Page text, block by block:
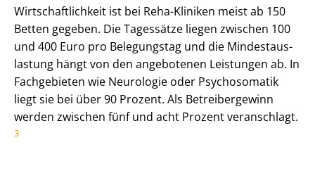
Wirt­schaft­lich­keit ist bei Reha-Kliniken meist ab 150
Betten gegeben. Die Tagessätze liegen zwischen 100
und 400 Euro pro Belegungstag und die Min­dest­aus­
las­tung hängt von den angebotenen Leistungen ab. In
Fachgebieten wie Neurologie oder Psychosomatik
liegt sie bei über 90 Prozent. Als Betreibergewinn
werden zwischen fünf und acht Prozent veranschlagt.
3